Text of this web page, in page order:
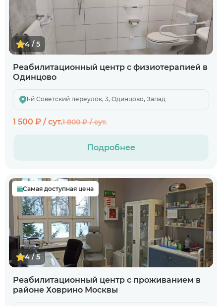
4 / 5
Реабилитационный центр с физиотерапией в
Одинцово
1-й Советский переулок, 3, Одинцово, Запад
1 500 ₽ / сут.1 800 ₽ / сут.
Подробнее
Самая доступная цена
4 / 5
Реабилитационный центр с проживанием в
районе Ховрино Москвы